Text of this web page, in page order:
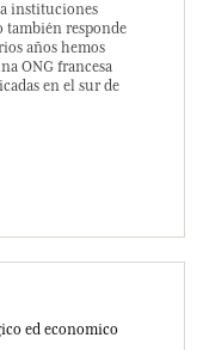
instituciones
también responde
años hemos
ONG francesa
en el sur de